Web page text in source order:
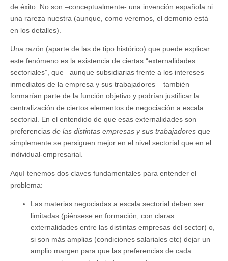
de éxito. No son –conceptualmente- una invención española ni
una rareza nuestra (aunque, como veremos, el demonio está
en los detalles).
Una razón (aparte de las de tipo histórico) que puede explicar
este fenómeno es la existencia de ciertas “externalidades
sectoriales”, que –aunque subsidiarias frente a los intereses
inmediatos de la empresa y sus trabajadores – también
formarían parte de la función objetivo y podrían justificar la
centralización de ciertos elementos de negociación a escala
sectorial. En el entendido de que esas externalidades son
preferencias de las distintas empresas y sus trabajadores que
simplemente se persiguen mejor en el nivel sectorial que en el
individual-empresarial.
Aquí tenemos dos claves fundamentales para entender el
problema:
Las materias negociadas a escala sectorial deben ser
limitadas (piénsese en formación, con claras
externalidades entre las distintas empresas del sector) o,
si son más amplias (condiciones salariales etc) dejar un
amplio margen para que las preferencias de cada